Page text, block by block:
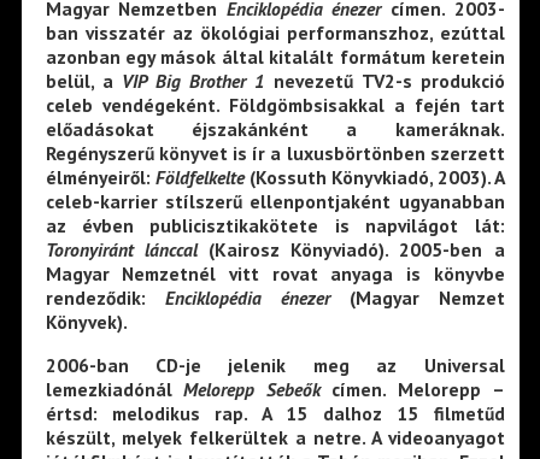
Magyar Nemzetben Enciklopédia énezercímen. 2003-
ban visszatér az ökológiai performanszhoz, ezúttal
azonban egy mások által kitalált formátum keretein
belül, a VIP Big Brother 1 nevezetű TV2-s produkció
celeb vendégeként. Földgömbsisakkal a fején tart
előadásokat éjszakánként a kameráknak.
Regényszerű könyvet is ír a luxusbörtönben szerzett
élményeiről: Földfelkelte(Kossuth Könyvkiadó, 2003). A
celeb-karrier stílszerű ellenpontjaként ugyanabban
az évben publicisztikakötete is napvilágot lát:
Toronyiránt lánccal(Kairosz Könyviadó). 2005-ben a
Magyar Nemzetnél vitt rovat anyaga is könyvbe
rendeződik: Enciklopédia énezer(Magyar Nemzet
Könyvek).
2006-ban CD-je jelenik meg az Universal
lemezkiadónálMelorepp Sebeőkcímen. Melorepp –
értsd: melodikus rap. A 15 dalhoz 15 filmetűd
készült, melyek felkerültek a netre. A videoanyagot